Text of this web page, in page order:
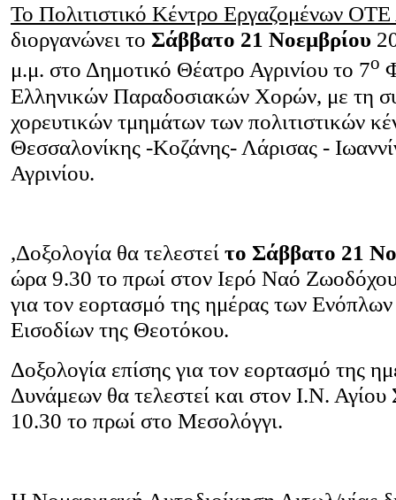
Το Πολιτιστικό Κέντρο Εργαζομένων ΟΤΕ
διοργανώνει το Σάββατο 21 Νοεμβρίου
μ.μ. στο Δημοτικό Θέατρο Αγρινίου το 7ο
Ελληνικών Παραδοσιακών Χορών, με τη
χορευτικών τμημάτων των πολιτιστικών
Θεσσαλονίκης -Κοζάνης- Λάρισας -
Αγρινίου.
,Δοξολογία θα τελεστεί το Σάββατο 21
ώρα 9.30 το πρωί στον Ιερό Ναό
για τον εορτασμό της ημέρας των
Εισοδίων της Θεοτόκου.
Δοξολογία επίσης για τον εορτασμό της
Δυνάμεων θα τελεστεί και στον Ι.Ν. Αγίου
10.30 το πρωί στο Μεσολόγγι.